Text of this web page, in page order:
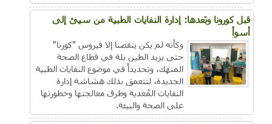
قبل كورونا وبَعدها: إدارة النفايات الطبية من سيئ إلى
أسوأ
وكأنه لم يكن ينقصنا إلا فيروس "كورنا"
حتى يزيد الطين بلة في قطاع الصحة
المنهك، وتحديداً في موضوع النفايات الطبية
الجديدة، لتتعمق بذلك هشاشة إدارة
النفايات المُعدية وطرق معالجتها وخطورتها
على الصحة والبيئة.